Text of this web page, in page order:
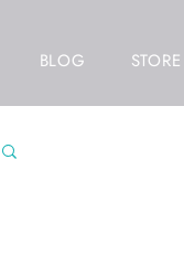
BLOG STORE